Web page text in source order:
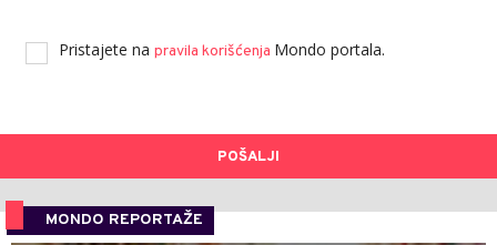
Pristajete na pravila korišćenja Mondo portala.
POŠALJI
MONDO REPORTAŽE